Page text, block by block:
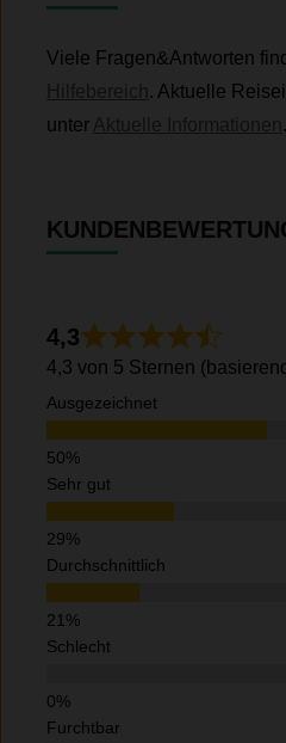
Viele Fragen&Antworten
. Aktuelle
unter
.
4,3
4,3 von 5 Sternen
Ausgezeichnet
Sehr gut
Durchschnittlich
Schlecht
Furchtbar